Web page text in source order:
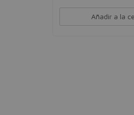
Añadir a la